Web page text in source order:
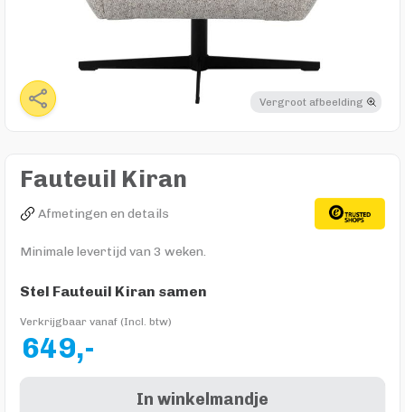
Vergroot afbeelding
Fauteuil Kiran
Afmetingen en details
Minimale levertijd van 3 weken.
Stel Fauteuil Kiran samen
Verkrijgbaar vanaf (Incl. btw)
649,-
In winkelmandje